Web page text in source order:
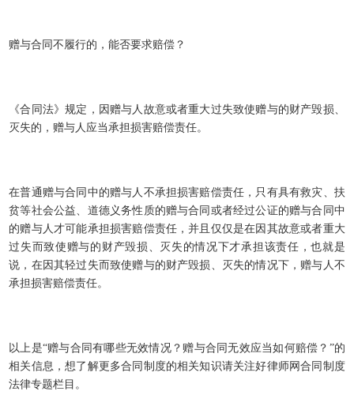
赠与合同不履行的，能否要求赔偿？
《合同法》规定，因赠与人故意或者重大过失致使赠与的财产毁损、
灭失的，赠与人应当承担损害赔偿责任。
在普通赠与合同中的赠与人不承担损害赔偿责任，只有具有救灾、扶
贫等社会公益、道德义务性质的赠与合同或者经过公证的赠与合同中
的赠与人才可能承担损害赔偿责任，并且仅仅是在因其故意或者重大
过失而致使赠与的财产毁损、灭失的情况下才承担该责任，也就是
说，在因其轻过失而致使赠与的财产毁损、灭失的情况下，赠与人不
承担损害赔偿责任。
以上是“赠与合同有哪些无效情况？赠与合同无效应当如何赔偿？”的
相关信息，想了解更多合同制度的相关知识请关注好律师网合同制度
法律专题栏目。